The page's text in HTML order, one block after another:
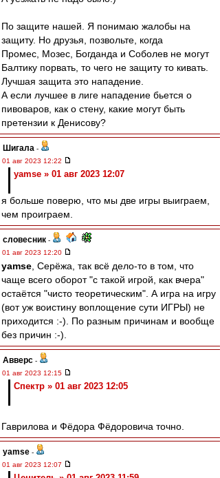
По защите нашей. Я понимаю жалобы на
защиту. Но друзья, позвольте, когда
Промес, Мозес, Богданда и Соболев не могут
Балтику порвать, то чего не защиту то кивать.
Лучшая защита это нападение.
А если лучшее в лиге нападение бьется о
пивоваров, как о стену, какие могут быть
претензии к Денисову?
Шигала -
01 авг 2023 12:22
yamse » 01 авг 2023 12:07
я больше поверю, что мы две игры выиграем,
чем проиграем.
словесник -
01 авг 2023 12:20
yamse , Серёжа, так всё дело-то в том, что
чаще всего оборот "с такой игрой, как вчера"
остаётся "чисто теоретическим". А игра на игру
(вот уж воистину воплощение сути ИГРЫ) не
приходится :-). По разным причинам и вообще
без причин :-).
Авверс -
01 авг 2023 12:15
Спектр » 01 авг 2023 12:05
Гаврилова и Фёдора Фёдоровича точно.
yamse -
01 авг 2023 12:07